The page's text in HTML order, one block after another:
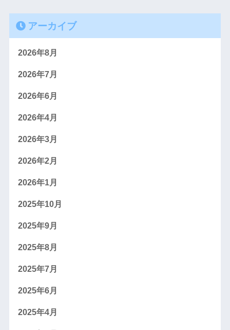
アーカイブ
2026年8月
2026年7月
2026年6月
2026年4月
2026年3月
2026年2月
2026年1月
2025年10月
2025年9月
2025年8月
2025年7月
2025年6月
2025年4月